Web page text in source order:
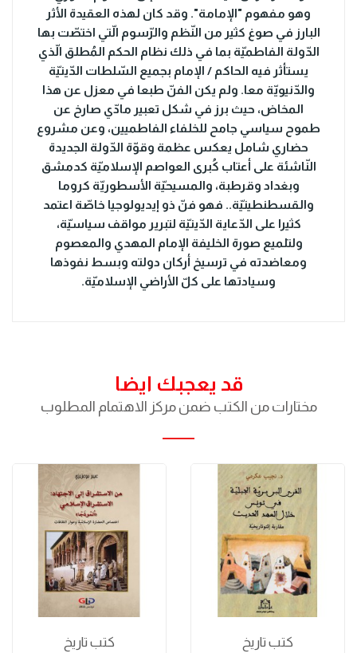
وهو مفهوم "الإمامة". وقد كان لهذه العقيدة الأثر
البارز في صوغ كثير من النّظم والرّسوم الّتي اختصّت بها
الدّولة الفاطميّة بما في ذلك نظام الحكم المُطلق الّذي
يستأثر فيه الحاكم / الإمام بجميع السّلطات الدّينيّة
والدّنيويّة معا. ولم يكن الفنّ طبعا في معزل عن هذا
المخاض، حيث برز في شكل تعبير مادّي صارخ عن
طموح سياسي جامح للخلفاء الفاطميين، وعن مشروع
حضاري شامل يعكس عظمة وقوّة الدّولة الجديدة
النّاشئة على أعتاب كُبرى العواصم الإسلاميّة كدمشق
وبغداد وقرطبة، والمسيحيّة الأسطوريّة كروما
والقسطنطينيّة.. فهو فنّ ذو إيديولوجيا خاصّة اعتمد
كثيرا على الدّعاية الدّينيّة لتبرير مواقف سياسيّة،
ولتلميع صورة الخليفة الإمام المهدي والمعصوم
ومعاضدته في ترسيخ أركان دولته وبسط نفوذها
وسيادتها على كلّ الأراضي الإسلاميّة.
قد يعجبك ايضا
مختارات من الكتب ضمن مركز الاهتمام المطلوب
كتب تاريخ
كتب تاريخ